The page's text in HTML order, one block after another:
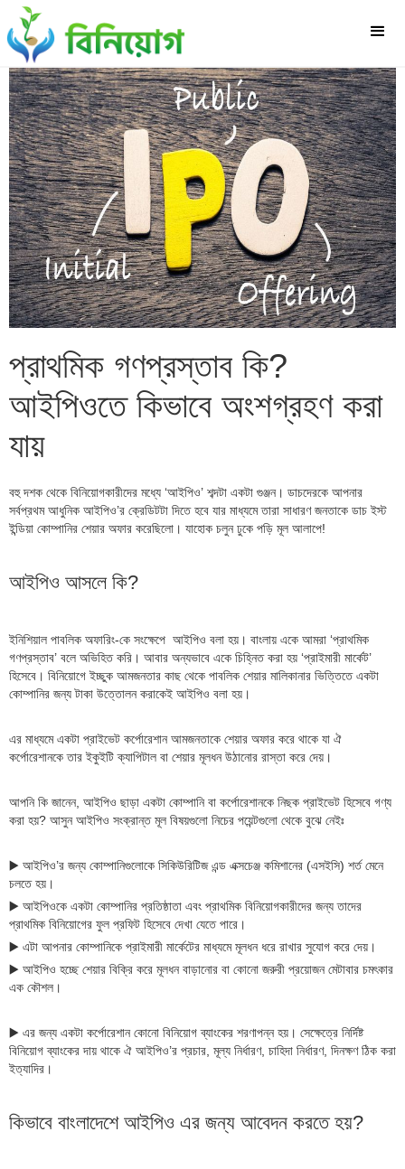
প্রাথমিক গণপ্রস্তাব কি?
আইপিওতে কিভাবে অংশগ্রহণ করা
যায়
বহু দশক থেকে বিনিয়োগকারীদের মধ্যে ‘আইপিও’ শব্দটা একটা গুঞ্জন। ডাচদেরকে আপনার
সর্বপ্রথম আধুনিক আইপিও’র ক্রেডিটটা দিতে হবে যার মাধ্যমে তারা সাধারণ জনতাকে ডাচ ইস্ট
ইন্ডিয়া কোম্পানির শেয়ার অফার করেছিলো। যাহোক চলুন ঢুকে পড়ি মূল আলাপে!
আইপিও আসলে কি?
ইনিশিয়াল পাবলিক অফারিং-কে সংক্ষেপে আইপিও বলা হয়। বাংলায় একে আমরা ‘প্রাথমিক
গণপ্রস্তাব’ বলে অভিহিত করি। আবার অন্যভাবে একে চিহ্নিত করা হয় ‘প্রাইমারী মার্কেট’
হিসেবে। বিনিয়োগে ইচ্ছুক আমজনতার কাছ থেকে পাবলিক শেয়ার মালিকানার ভিত্তিতে একটা
কোম্পানির জন্য টাকা উত্তোলন করাকেই আইপিও বলা হয়।
এর মাধ্যমে একটা প্রাইভেট কর্পোরেশান আমজনতাকে শেয়ার অফার করে থাকে যা ঐ
কর্পোরেশানকে তার ইকুইটি ক্যাপিটাল বা শেয়ার মূলধন উঠানোর রাস্তা করে দেয়।
আপনি কি জানেন, আইপিও ছাড়া একটা কোম্পানি বা কর্পোরেশানকে নিছক প্রাইভেট হিসেবে গণ্য
করা হয়? আসুন আইপিও সংক্রান্ত মূল বিষয়গুলো নিচের পয়েন্টগুলো থেকে বুঝে নেইঃ
▶️ আইপিও’র জন্য কোম্পানিগুলোকে সিকিউরিটিজ এন্ড এক্সচেঞ্জ কমিশানের (এসইসি) শর্ত মেনে
চলতে হয়।
▶️ আইপিওকে একটা কোম্পানির প্রতিষ্ঠাতা এবং প্রাথমিক বিনিয়োগকারীদের জন্য তাদের
প্রাথমিক বিনিয়োগের ফুল প্রফিট হিসেবে দেখা যেতে পারে।
▶️ এটা আপনার কোম্পানিকে প্রাইমারী মার্কেটের মাধ্যমে মূলধন ধরে রাখার সুযোগ করে দেয়।
▶️ আইপিও হচ্ছে শেয়ার বিক্রি করে মূলধন বাড়ানোর বা কোনো জরুরী প্রয়োজন মেটাবার চমৎকার
এক কৌশল।
▶️ এর জন্য একটা কর্পোরেশান কোনো বিনিয়োগ ব্যাংকের শরণাপন্ন হয়। সেক্ষেত্রে নির্দিষ্ট
বিনিয়োগ ব্যাংকের দায় থাকে ঐ আইপিও’র প্রচার, মূল্য নির্ধারণ, চাহিদা নির্ধারণ, দিনক্ষণ ঠিক করা
ইত্যাদির।
কিভাবে বাংলাদেশে আইপিও এর জন্য আবেদন করতে হয়?